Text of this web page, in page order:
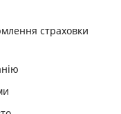
страховки